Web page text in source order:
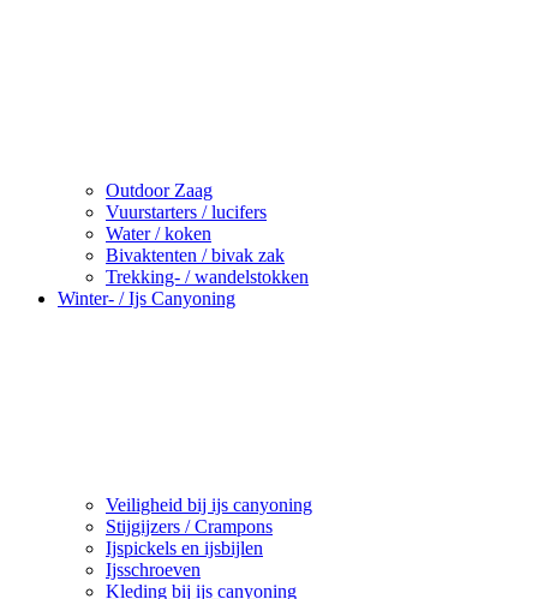
Outdoor Zaag
Vuurstarters / lucifers
Water / koken
Bivaktenten / bivak zak
Trekking- / wandelstokken
Winter- / Ijs Canyoning
Veiligheid bij ijs canyoning
Stijgijzers / Crampons
Ijspickels en ijsbijlen
Ijsschroeven
Kleding bij ijs canyoning